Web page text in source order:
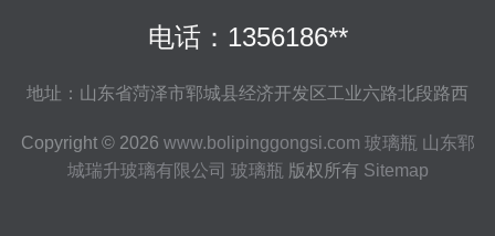
电话：1356186**
地址：山东省菏泽市郓城县经济开发区工业六路北段路西
Copyright © 2026 www.bolipinggongsi.com 玻璃瓶 山东郓
城瑞升玻璃有限公司 玻璃瓶 版权所有 Sitemap